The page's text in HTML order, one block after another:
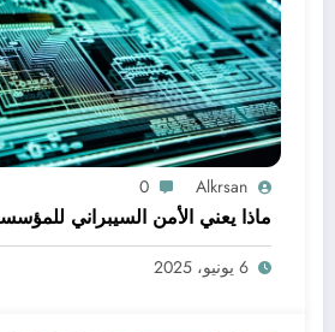
Alkrsan
0
ماذا يعني الأمن السيبراني
6 يونيو، 2025